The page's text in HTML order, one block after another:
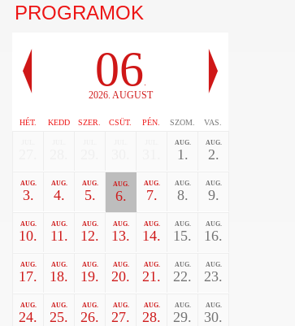
PROGRAMOK
06.
2026. AUGUST
HÉT. KEDD SZER. CSÜT. PÉN. SZOM. VAS.
AUG.
1.
AUG.
2.
AUG.
3.
AUG.
4.
AUG.
5.
AUG.
6.
AUG.
7.
AUG.
8.
AUG.
9.
AUG.
10.
AUG.
11.
AUG.
12.
AUG.
13.
AUG.
14.
AUG.
15.
AUG.
16.
AUG.
17.
AUG.
18.
AUG.
19.
AUG.
20.
AUG.
21.
AUG.
22.
AUG.
23.
AUG.
24.
AUG.
25.
AUG.
26.
AUG.
27.
AUG.
28.
AUG.
29.
AUG.
30.